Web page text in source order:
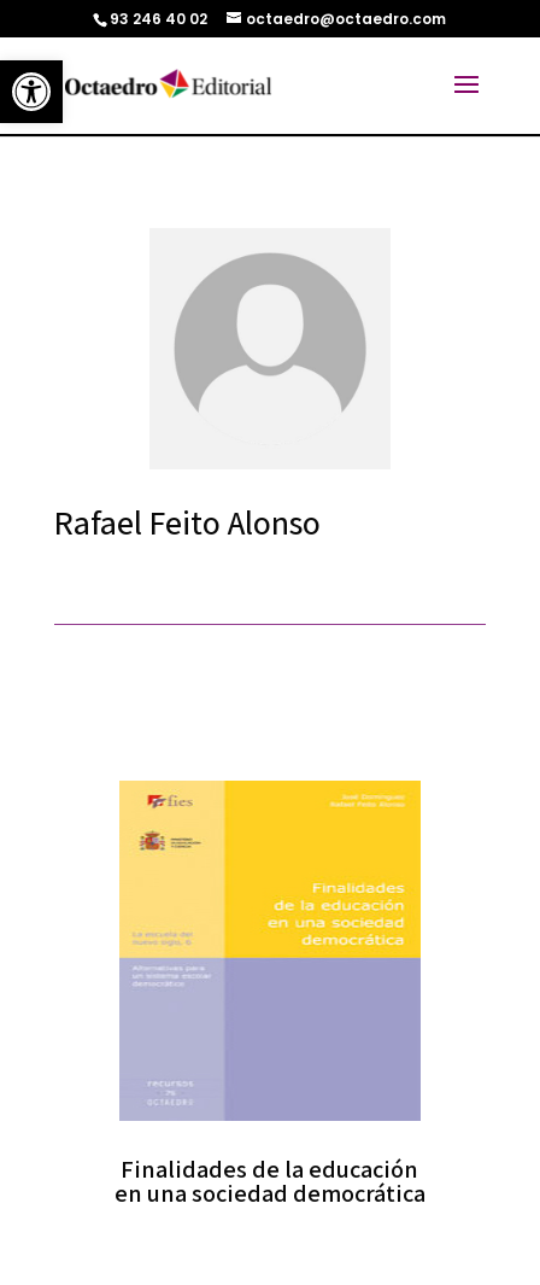
Abrir barra de herramientas
93 246 40 02 octaedro@octaedro.com
Rafael Feito Alonso
Finalidades de la educación
en una sociedad democrática